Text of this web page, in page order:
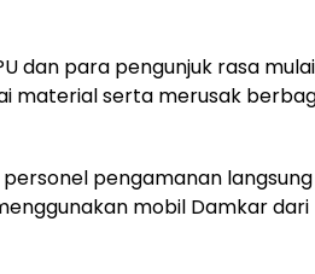
dan para pengunjuk rasa mulai
material serta merusak
pengamanan langsung
mobil Damkar dari